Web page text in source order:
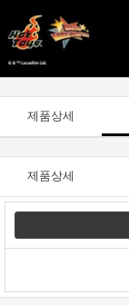
제품상세
제품상세